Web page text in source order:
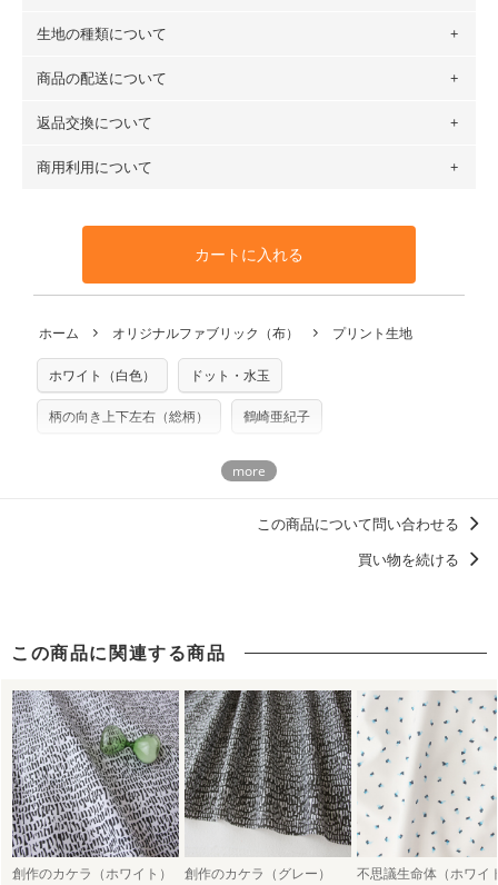
布の長さは50cm単位での販売になります。
場合 → 購入数量「7」
※カットを希望の方は備考欄に「50cmずつカット希望」など
ご記載ください（50cm単位でのカットのみ）
プリント布の仕様についてもっと詳しく見る
生地の種類について
・現在、すべてのデザインのプリントに使用している生地は
ットン（ダブルガーゼ）・100％コットン（ローン）・コッ
トンリネン（ビエラ織）・100％コットン（ツイル）・
100％コットン（キャンバス・11号帆布）です。
生地見本サンプル（無料）を購入する
商品の配送について
・ネコポスでの配送は、布は2mまで型紙は2個までとなりま
も送料の表示が600円となり宅急便での配送となります。
となります。
※万が一、検品時に不備が見つかった場合は、4～5営業日後
※土日祝は営業日に含まれません。
※配送日のご指定は承れません。出来上がり次第、順次発送
返品交換について
・布はご注文後に注文数量のみをプリントするため、
購入後
や用尺をお間違えのないようお願いします。思っていた色味
と違う、などの理由での返品は承れません。予めご了承くだ
商用利用について
利用いただけます。「nunocoto fabric使用」といった記載
も不要です。（製品化した際に起こる全ての問題、クレーム
いませんのでご了承ください）
※有料型紙（ホームソーイング型紙シリーズ）および柄がえ
らべるキットに付属された型紙は商用利用できませんのでご
注意ください。型紙自体の転用・販売および型紙を使用して
商用利用についての詳細はこちら
カートに入れる
ホーム オリジナルファブリック（布） プリント生地
ホワイト（白色） ドット・水玉
柄の向き上下左右（総柄） 鶴崎亜紀子
この商品について問い合わせる
買い物を続ける
この商品に関連する商品
創作のカケラ（ホワイト） 創作のカケラ（グレー） 不思議生命体（ホワイ